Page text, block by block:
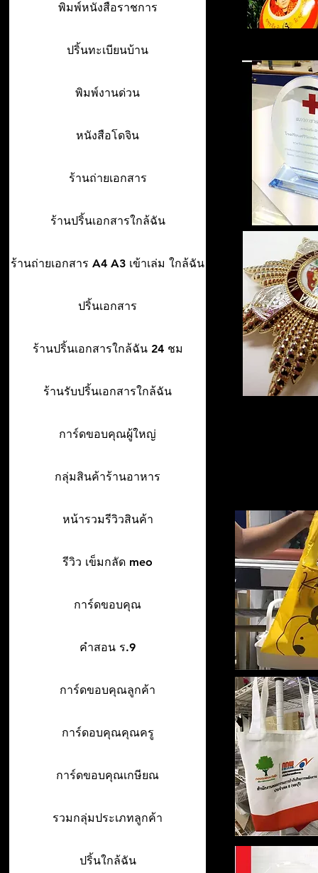
พิมพ์หนังสือราชการ
ปริ้นทะเบียนบ้าน
พิมพ์งานด่วน
หนังสือโดจิน
ร้านถ่ายเอกสาร
ร้านปริ้นเอกสารใกล้ฉัน
ร้านถ่ายเอกสาร A4 A3 เข้าเล่ม ใกล้ฉัน
ปริ้นเอกสาร
ร้านปริ้นเอกสารใกล้ฉัน 24 ชม
ร้านรับปริ้นเอกสารใกล้ฉัน
การ์ดขอบคุณผู้ใหญ่
กลุ่มสินค้าร้านอาหาร
หน้ารวมรีวิวสินค้า
รีวิว เข็มกลัด meo
การ์ดขอบคุณ
คำสอน ร.9
การ์ดขอบคุณลูกค้า
การ์ดอบคุณคุณครู
การ์ดขอบคุณเกษียณ
รวมกลุ่มประเภทลูกค้า
ปริ้นใกล้ฉัน